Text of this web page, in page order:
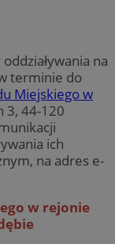
na
terminie do
Miejskiego w
3, 44-120
ich
na adres e-
w rejonie